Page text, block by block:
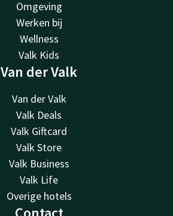
Omgeving
Werken bij
Wellness
Valk Kids
Van der Valk
Van der Valk
Valk Deals
Valk Giftcard
Valk Store
Valk Business
Valk Life
Overige hotels